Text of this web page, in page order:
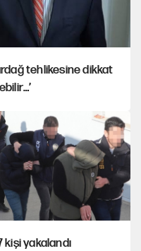
tehlikesine dikkat
yakalandı